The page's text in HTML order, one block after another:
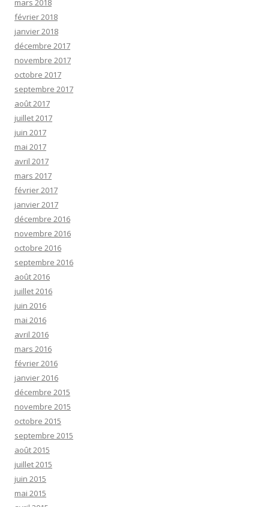
mars 2018
février 2018
janvier 2018
décembre 2017
novembre 2017
octobre 2017
septembre 2017
août 2017
juillet 2017
juin 2017
mai 2017
avril 2017
mars 2017
février 2017
janvier 2017
décembre 2016
novembre 2016
octobre 2016
septembre 2016
août 2016
juillet 2016
juin 2016
mai 2016
avril 2016
mars 2016
février 2016
janvier 2016
décembre 2015
novembre 2015
octobre 2015
septembre 2015
août 2015
juillet 2015
juin 2015
mai 2015